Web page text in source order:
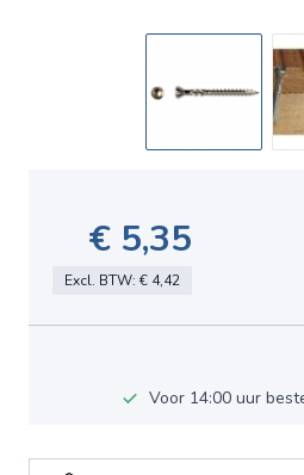
€ 5,35
Excl. BTW: € 4,42
Voor 14:00 uur